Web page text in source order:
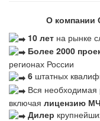
О компании
10 лет на рынке
Более 2000
регионах России
6 штатных
Вся необходимая
включая лицензию
Дилер